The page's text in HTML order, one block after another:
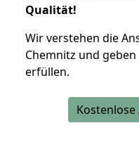
Qualität!
Wir verstehen die
Chemnitz und
erfüllen.